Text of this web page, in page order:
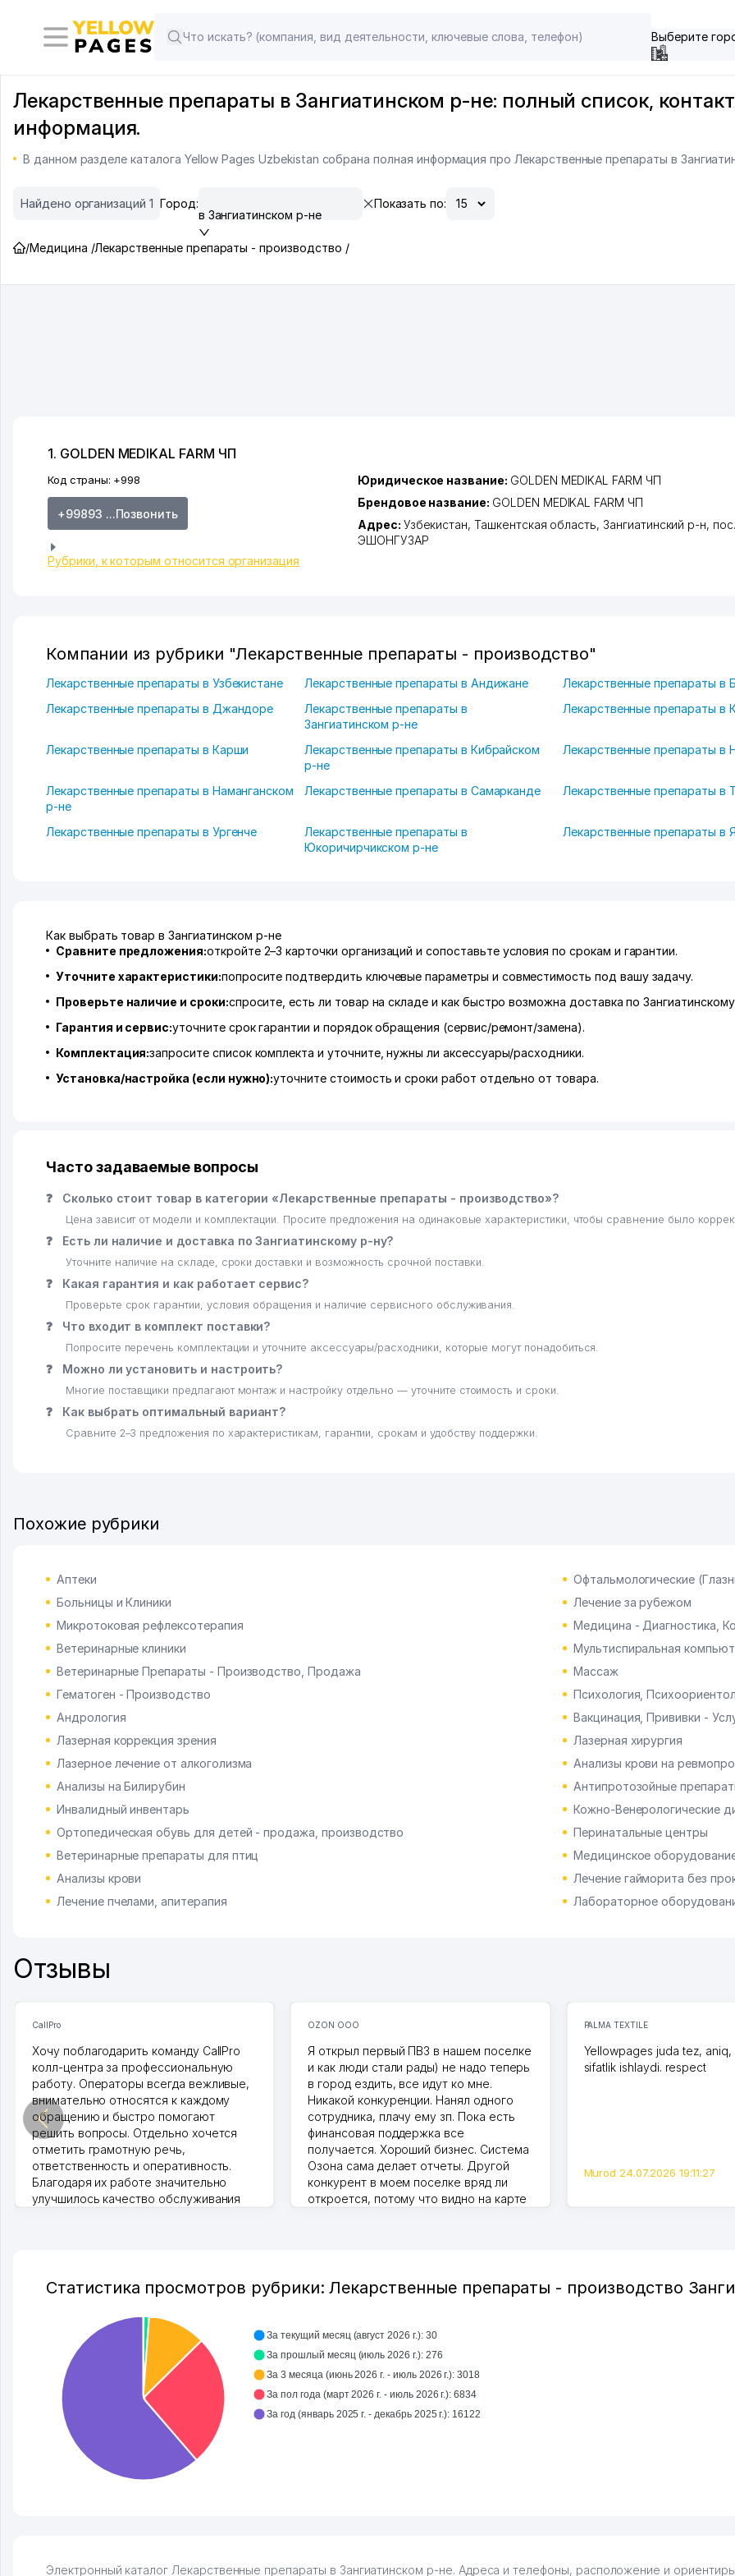
Выберите
Лекарственные препараты в Зангиатинском р-не: полный список,
информация.
В данном разделе каталога Yellow Pages Uzbekistan собрана полная информация про Лекарственные препараты в
Найдено организаций 1 Город:
в Зангиатинском р-не
Показать по:
/Медицина /Лекарственные препараты - производство /
1. GOLDEN MEDIKAL FARM ЧП
Код страны: +998
+99893 ...Позвонить
Рубрики, к которым относится организация
Юридическое название: GOLDEN MEDIKAL FARM ЧП
Брендовое название: GOLDEN MEDIKAL FARM ЧП
Адрес: Узбекистан,Ташкентская область, Зангиатинский р-н, пос.
ЭШОНГУЗАР
Компании из рубрики "Лекарственные препараты - производство"
Лекарственные препараты в Узбекистане Лекарственные препараты в Андижане
Лекарственные препараты в
Лекарственные препараты в Джандоре
Лекарственные препараты в
Зангиатинском р-не
Лекарственные препараты в
Лекарственные препараты в Карши
Лекарственные препараты в Кибрайском
р-не
Лекарственные препараты в
Лекарственные препараты в Наманганском
р-не
Лекарственные препараты в Самарканде Лекарственные препараты в
Лекарственные препараты в Ургенче
Лекарственные препараты в
Юкоричирчикском р-не
Лекарственные препараты в
Как выбрать товар в Зангиатинском р-не
Сравните предложения:откройте 2–3 карточки организаций и сопоставьте условия по срокам и гарантии.
Уточните характеристики:попросите подтвердить ключевые параметры и совместимость под вашу задачу.
Проверьте наличие и сроки:спросите, есть ли товар на складе и как быстро возможна доставка по
Гарантия и сервис:уточните срок гарантии и порядок обращения (сервис/ремонт/замена).
Комплектация:запросите список комплекта и уточните, нужны ли аксессуары/расходники.
Установка/настройка (если нужно):уточните стоимость и сроки работ отдельно от товара.
Часто задаваемые вопросы
❓ Сколько стоит товар в категории «Лекарственные препараты - производство»?
Цена зависит от модели и комплектации. Просите предложения на одинаковые характеристики, чтобы сравнение было
❓ Есть ли наличие и доставка по Зангиатинскому р-ну?
Уточните наличие на складе, сроки доставки и возможность срочной поставки.
❓ Какая гарантия и как работает сервис?
Проверьте срок гарантии, условия обращения и наличие сервисного обслуживания.
❓ Что входит в комплект поставки?
Попросите перечень комплектации и уточните аксессуары/расходники, которые могут понадобиться.
❓ Можно ли установить и настроить?
Многие поставщики предлагают монтаж и настройку отдельно — уточните стоимость и сроки.
❓ Как выбрать оптимальный вариант?
Сравните 2–3 предложения по характеристикам, гарантии, срокам и удобству поддержки.
Похожие рубрики
Аптеки
Офтальмологические
Больницы и Клиники
Лечение за рубежом
Микротоковая рефлексотерапия
Медицина - Диагностика,
Ветеринарные клиники
Мультиспиральная
Ветеринарные Препараты - Производство, Продажа
Массаж
Гематоген - Производство
Психология,
Андрология
Вакцинация, Прививки -
Лазерная коррекция зрения
Лазерная хирургия
Лазерное лечение от алкоголизма
Анализы крови на
Анализы на Билирубин
Антипротозойные
Инвалидный инвентарь
Кожно-Венерологические
Ортопедическая обувь для детей - продажа, производство
Перинатальные центры
Ветеринарные препараты для птиц
Медицинское
Анализы крови
Лечение гайморита без
Лечение пчелами, апитерапия
Лабораторное
Отзывы
CallPro
Хочу поблагодарить команду CallPro
колл-центра за профессиональную
работу. Операторы всегда вежливые,
внимательно относятся к каждому
обращению и быстро помогают
решить вопросы. Отдельно хочется
отметить грамотную речь,
ответственность и оперативность.
Благодаря их работе значительно
улучшилось качество обслуживания
OZON ООО
Я открыл первый ПВЗ в нашем поселке
и как люди стали рады) не надо теперь
в город ездить, все идут ко мне.
Никакой конкуренции. Нанял одного
сотрудника, плачу ему зп. Пока есть
финансовая поддержка все
получается. Хороший бизнес. Система
Озона сама делает отчеты. Другой
конкурент в моем поселке вряд ли
откроется, потому что видно на карте
PALMA TEXTILE
Yellowpages juda tez, aniq,
sifatlik ishlaydi. respect
Murod 24.07.2026 19:11:27
Статистика просмотров рубрики: Лекарственные препараты - производство
За текущий месяц (август 2026 г.): 30
За прошлый месяц (июль 2026 г.): 276
За 3 месяца (июнь 2026 г. - июль 2026 г.): 3018
За пол года (март 2026 г. - июль 2026 г.): 6834
За год (январь 2025 г. - декабрь 2025 г.): 16122
Электронный каталог Лекарственные препараты в Зангиатинском р-не. Адреса и телефоны, расположение и